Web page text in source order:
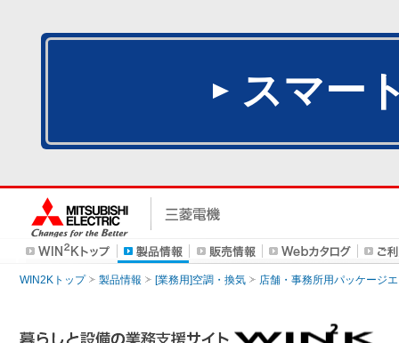
スマー
WIN2Kトップ 製品情報 [業務用]空調・換気 店舗・事務所用パッケージ